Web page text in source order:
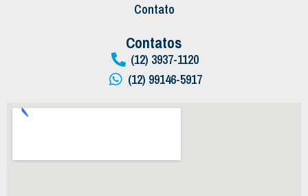
Contato
Contatos
(12) 3937-1120
(12) 99146-5917